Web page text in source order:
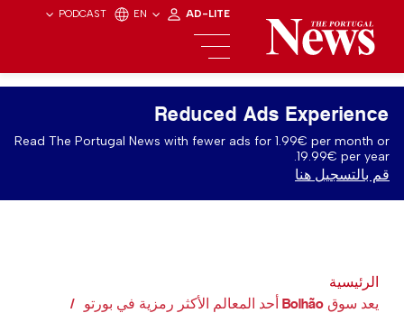
PODCAST EN AD-LITE
Reduced Ads Experience
Read The Portugal News with fewer ads for 1.99€ per month or
19.99€ per year.
قم بالتسجيل هنا
الرئيسية
يعد سوق Bolhão أحد المعالم الأكثر رمزية في بورتو